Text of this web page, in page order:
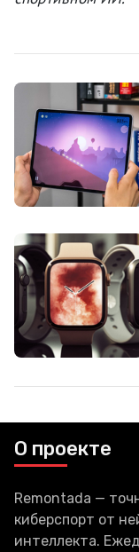
О проекте
Remontada —
киберспорт от
интеллекта.